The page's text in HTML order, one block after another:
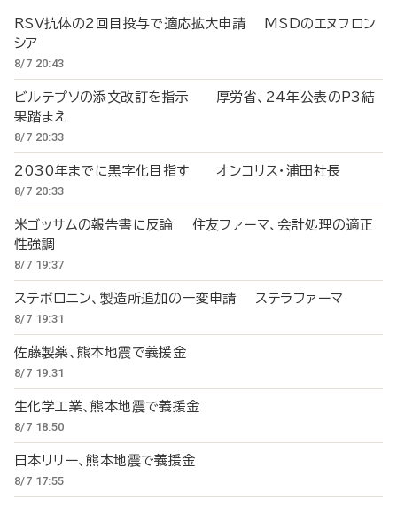
RSV抗体の2回目投与で適応拡大申請 MSDのエヌフロン
シア
8/7 20:43
ビルテプソの添文改訂を指示 厚労省、24年公表のP3結
果踏まえ
8/7 20:33
2030年までに黒字化目指す オンコリス・浦田社長
8/7 20:33
米ゴッサムの報告書に反論 住友ファーマ、会計処理の適正
性強調
8/7 19:37
ステボロニン、製造所追加の一変申請 ステラファーマ
8/7 19:31
佐藤製薬、熊本地震で義援金
8/7 19:31
生化学工業、熊本地震で義援金
8/7 18:50
日本リリー、熊本地震で義援金
8/7 17:55